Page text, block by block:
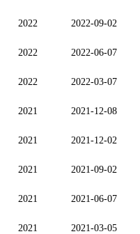
2022 2022-09-02
2022 2022-06-07
2022 2022-03-07
2021 2021-12-08
2021 2021-12-02
2021 2021-09-02
2021 2021-06-07
2021 2021-03-05